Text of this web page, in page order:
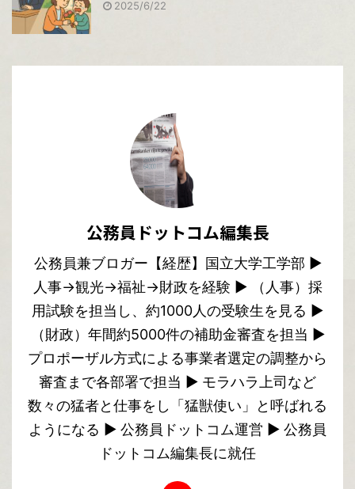
2025/6/22
公務員ドットコム編集長
公務員兼ブロガー【経歴】国立大学工学部 ▶︎
人事→観光→福祉→財政を経験 ▶︎ （人事）採
用試験を担当し、約1000人の受験生を見る ▶︎
（財政）年間約5000件の補助金審査を担当 ▶︎
プロポーザル方式による事業者選定の調整から
審査まで各部署で担当 ▶︎ モラハラ上司など
数々の猛者と仕事をし「猛獣使い」と呼ばれる
ようになる ▶︎ 公務員ドットコム運営 ▶︎ 公務員
ドットコム編集長に就任